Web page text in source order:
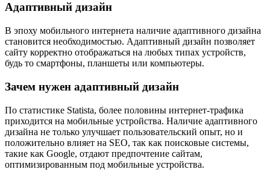
Адаптивный дизайн
В эпоху мобильного интернета наличие адаптивного дизайна
становится необходимостью. Адаптивный дизайн позволяет
сайту корректно отображаться на любых типах устройств,
будь то смартфоны, планшеты или компьютеры.
Зачем нужен адаптивный дизайн
По статистике Statista, более половины интернет-трафика
приходится на мобильные устройства. Наличие адаптивного
дизайна не только улучшает пользовательский опыт, но и
положительно влияет на SEO, так как поисковые системы,
такие как Google, отдают предпочтение сайтам,
оптимизированным под мобильные устройства.